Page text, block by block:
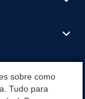
sobre como
Tudo para